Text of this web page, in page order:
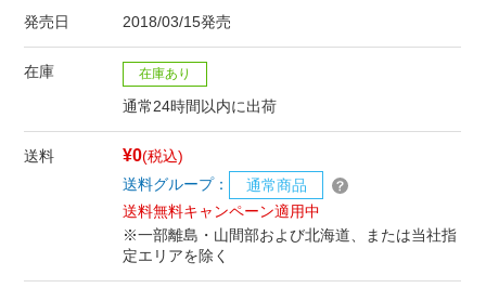
発売日 2018/03/15発売
在庫 在庫あり
通常24時間以内に出荷
送料 ¥0(税込)
送料グループ：
通常商品
送料無料キャンペーン適用中
※一部離島・山間部および北海道、または当社指
定エリアを除く